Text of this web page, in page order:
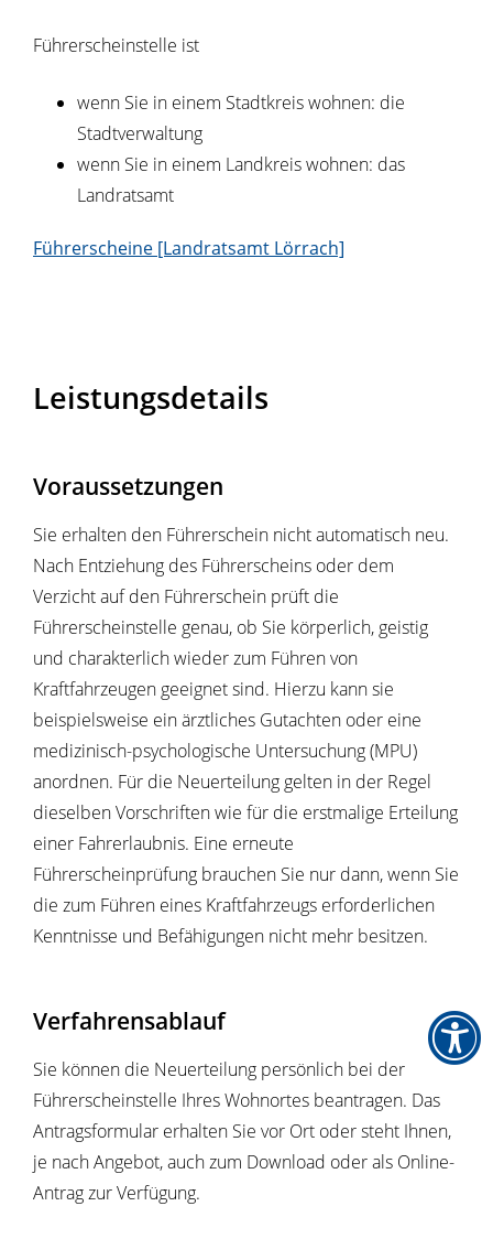
Führerscheinstelle ist
wenn Sie in einem Stadtkreis wohnen: die
Stadtverwaltung
wenn Sie in einem Landkreis wohnen: das
Landratsamt
Führerscheine [Landratsamt Lörrach]
Leistungsdetails
Voraussetzungen
Sie erhalten den Führerschein nicht automatisch neu.
Nach Entziehung des Führerscheins oder dem
Verzicht auf den Führerschein prüft die
Führerscheinstelle genau, ob Sie körperlich, geistig
und charakterlich wieder zum Führen von
Kraftfahrzeugen geeignet sind. Hierzu kann sie
beispielsweise ein ärztliches Gutachten oder eine
medizinisch-psychologische Untersuchung (MPU)
anordnen. Für die Neuerteilung gelten in der Regel
dieselben Vorschriften wie für die erstmalige Erteilung
einer Fahrerlaubnis. Eine erneute
Führerscheinprüfung brauchen Sie nur dann, wenn Sie
die zum Führen eines Kraftfahrzeugs erforderlichen
Kenntnisse und Befähigungen nicht mehr besitzen.
Verfahrensablauf
Sie können die Neuerteilung persönlich bei der
Führerscheinstelle Ihres Wohnortes beantragen. Das
Antragsformular erhalten Sie vor Ort oder steht Ihnen,
je nach Angebot, auch zum Download oder als Online-
Antrag zur Verfügung.